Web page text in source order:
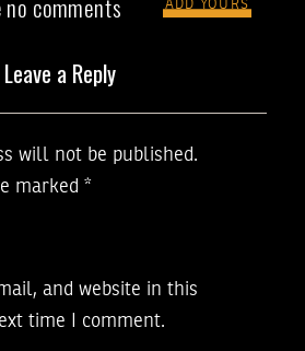
comments ADD YOURS
Leave a Reply
will not be published.
marked *
and website in this
time I comment.